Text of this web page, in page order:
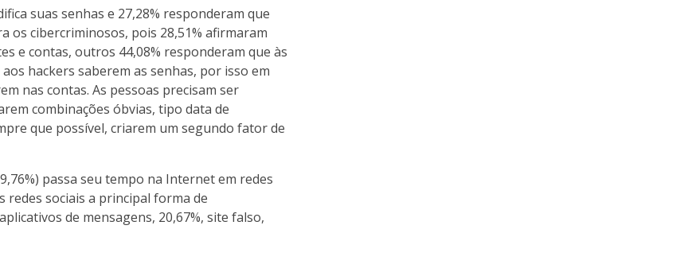
suas senhas e 27,28% responderam que
os cibercriminosos, pois 28,51% afirmaram
e contas, outros 44,08% responderam que às
hackers saberem as senhas, por isso em
nas contas. As pessoas precisam ser
combinações óbvias, tipo data de
que possível, criarem um segundo fator de
passa seu tempo na Internet em redes
redes sociais a principal forma de
de mensagens, 20,67%, site falso,